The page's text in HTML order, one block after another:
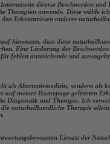
diverse Beschwerden
Therapien anwende. Diese wähle
Erkenntnissen anderer
hinweisen, dass diese
Eine Linderung der
fehlen ausreichende und
als Alternativmedizin, sondern als
auf meiner Homepage gelisteten
Diagnostik und Therapie. Ich
naturheilkundliche Therapie
Einsatz der